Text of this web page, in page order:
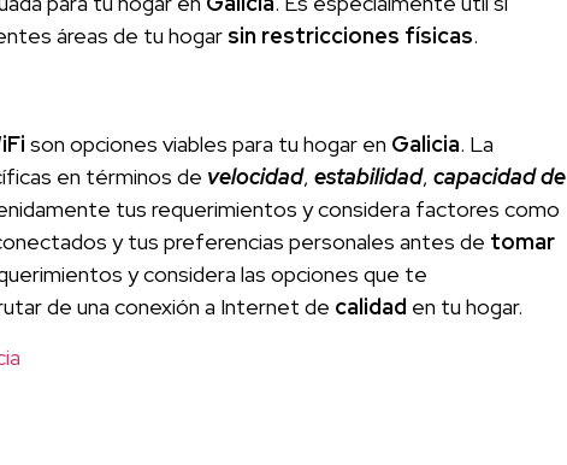
áreas de tu hogar sin restricciones físicas.
son opciones viables para tu hogar en Galicia. La
en términos de velocidad, estabilidad, capacidad de
tus requerimientos y considera factores como
y tus preferencias personales antes de tomar
y considera las opciones que te
de una conexión a Internet de calidad en tu hogar.